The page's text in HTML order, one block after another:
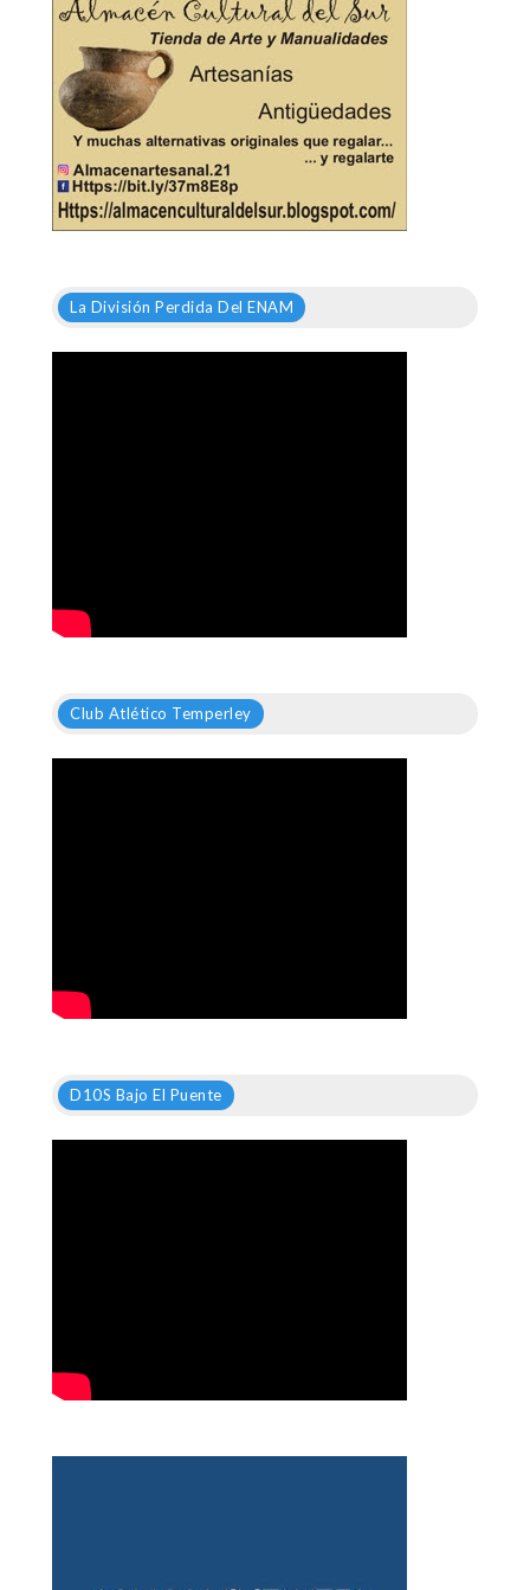
La División Perdida Del ENAM
Club Atlético Temperley
D10S Bajo El Puente